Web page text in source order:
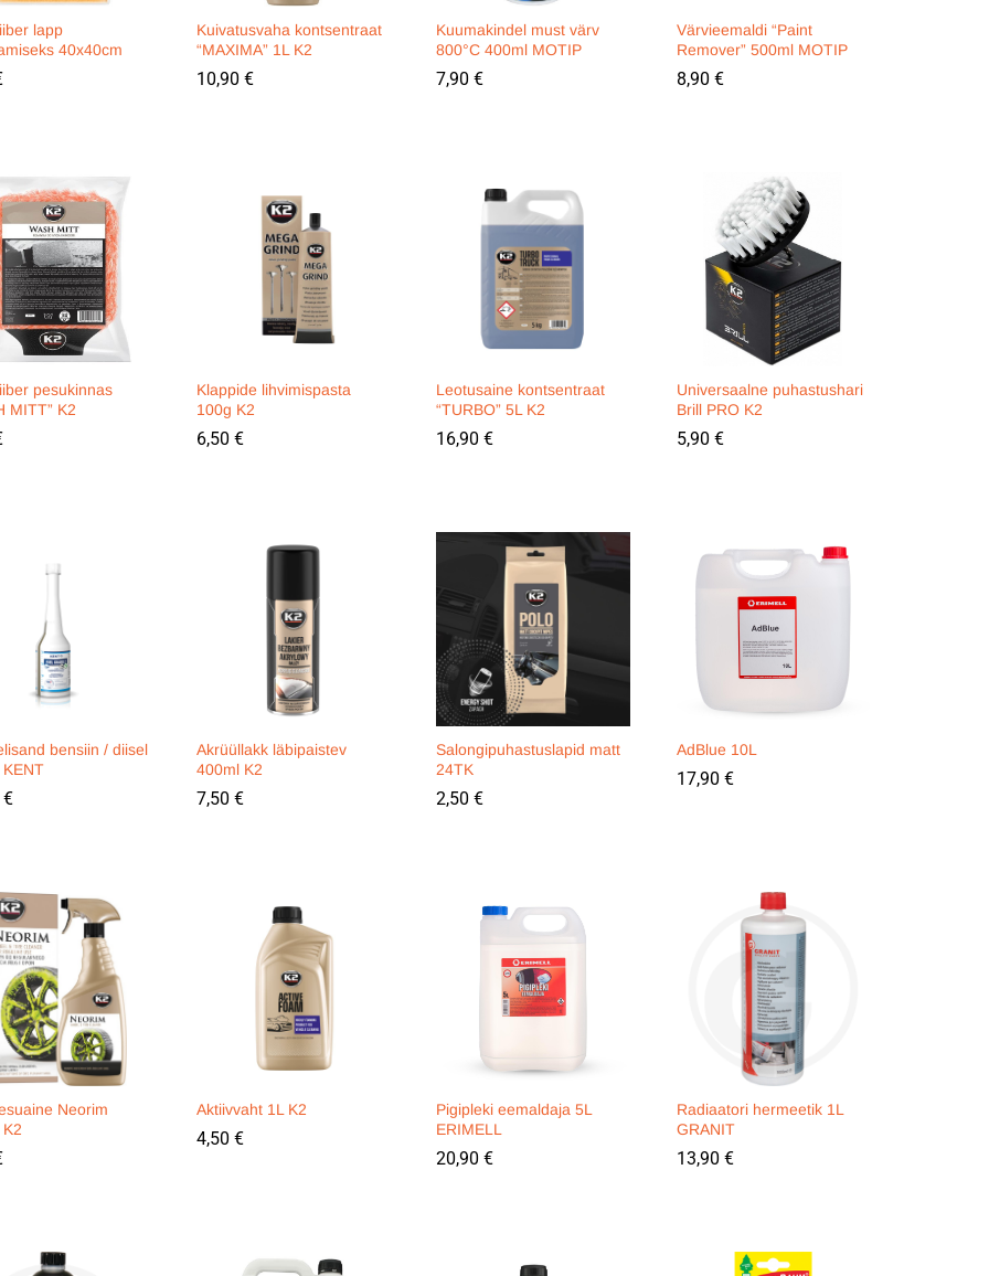
lapp
40x40cm
Kuivatusvaha kontsentraat
“MAXIMA” 1L K2
10,90 €
10,90 €
Kuumakindel must värv
800°C 400ml MOTIP
7,90 €
7,90 €
Värvieemaldi “Paint
Remover” 500ml MOTIP
8,90 €
8,90 €
pesukinnas
MITT” K2
Klappide lihvimispasta
100g K2
6,50 €
6,50 €
Leotusaine kontsentraat
“TURBO” 5L K2
16,90 €
16,90 €
Universaalne puhastushari
Brill PRO K2
5,90 €
5,90 €
bensiin / diisel
€
€
Akrüüllakk läbipaistev
400ml K2
7,50 €
7,50 €
Salongipuhastuslapid matt
24TK
2,50 €
2,50 €
AdBlue 10L
17,90 €
17,90 €
Neorim
Aktiivvaht 1L K2
4,50 €
4,50 €
Pigipleki eemaldaja 5L
ERIMELL
20,90 €
20,90 €
Radiaatori hermeetik 1L
GRANIT
13,90 €
13,90 €